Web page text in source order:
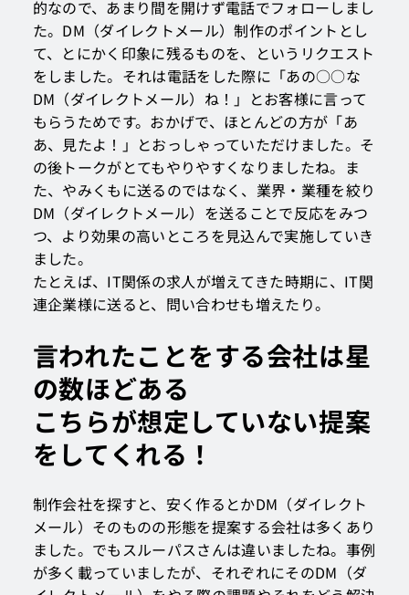
的なので、あまり間を開けず電話でフォローしまし
た。DM（ダイレクトメール）制作のポイントとし
て、とにかく印象に残るものを、というリクエスト
をしました。それは電話をした際に「あの○○な
DM（ダイレクトメール）ね！」とお客様に言って
もらうためです。おかげで、ほとんどの方が「あ
あ、見たよ！」とおっしゃっていただけました。そ
の後トークがとてもやりやすくなりましたね。ま
た、やみくもに送るのではなく、業界・業種を絞り
DM（ダイレクトメール）を送ることで反応をみつ
つ、より効果の高いところを見込んで実施していき
ました。
たとえば、IT関係の求人が増えてきた時期に、IT関
連企業様に送ると、問い合わせも増えたり。
言われたことをする会社は星
の数ほどある
こちらが想定していない提案
をしてくれる！
制作会社を探すと、安く作るとかDM（ダイレクト
メール）そのものの形態を提案する会社は多くあり
ました。でもスルーパスさんは違いましたね。事例
が多く載っていましたが、それぞれにそのDM（ダ